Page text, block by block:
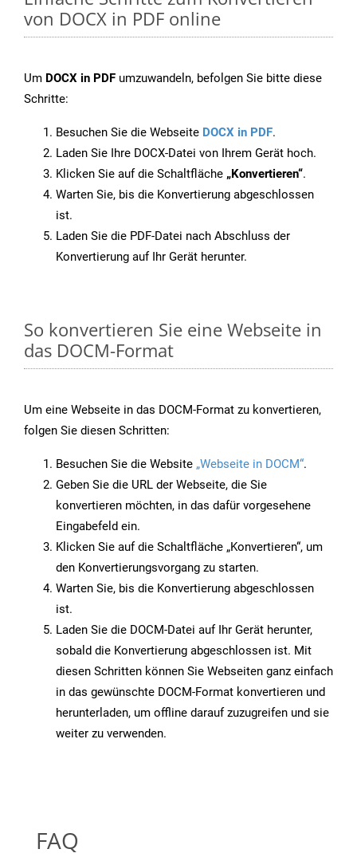
von DOCX in PDF online
Um DOCX in PDF umzuwandeln, befolgen Sie bitte diese
Schritte:
Besuchen Sie die Webseite DOCX in PDF.
Laden Sie Ihre DOCX-Datei von Ihrem Gerät hoch.
Klicken Sie auf die Schaltfläche „Konvertieren“.
Warten Sie, bis die Konvertierung abgeschlossen
ist.
Laden Sie die PDF-Datei nach Abschluss der
Konvertierung auf Ihr Gerät herunter.
So konvertieren Sie eine Webseite in
das DOCM-Format
Um eine Webseite in das DOCM-Format zu konvertieren,
folgen Sie diesen Schritten:
Besuchen Sie die Website „Webseite in DOCM“.
Geben Sie die URL der Webseite, die Sie
konvertieren möchten, in das dafür vorgesehene
Eingabefeld ein.
Klicken Sie auf die Schaltfläche „Konvertieren“, um
den Konvertierungsvorgang zu starten.
Warten Sie, bis die Konvertierung abgeschlossen
ist.
Laden Sie die DOCM-Datei auf Ihr Gerät herunter,
sobald die Konvertierung abgeschlossen ist. Mit
diesen Schritten können Sie Webseiten ganz einfach
in das gewünschte DOCM-Format konvertieren und
herunterladen, um offline darauf zuzugreifen und sie
weiter zu verwenden.
FAQ